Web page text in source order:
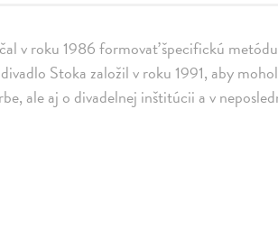
v roku 1986 formovať špecifickú
Stoka založil v roku 1991, aby
ale aj o divadelnej inštitúcii a v